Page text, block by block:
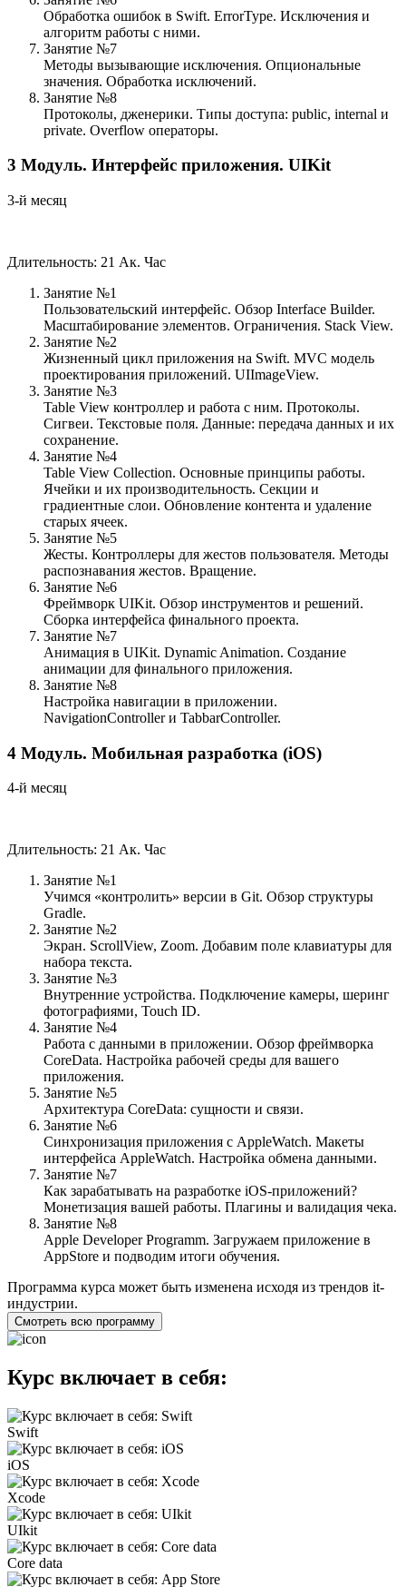
Обработка ошибок в Swift. ErrorType. Исключения и
алгоритм работы с ними.
Занятие №7
Методы вызывающие исключения. Опциональные
значения. Обработка исключений.
Занятие №8
Протоколы, дженерики. Типы доступа: public, internal и
private. Overflow операторы.
3 Модуль. Интерфейс приложения. UIKit
3-й месяц
Длительность: 21 Ак. Час
Занятие №1
Пользовательский интерфейс. Обзор Interface Builder.
Масштабирование элементов. Ограничения. Stack View.
Занятие №2
Жизненный цикл приложения на Swift. MVC модель
проектирования приложений. UIImageView.
Занятие №3
Table View контроллер и работа с ним. Протоколы.
Сигвеи. Текстовые поля. Данные: передача данных и их
сохранение.
Занятие №4
Table View Collection. Основные принципы работы.
Ячейки и их производительность. Секции и
градиентные слои. Обновление контента и удаление
старых ячеек.
Занятие №5
Жесты. Контроллеры для жестов пользователя. Методы
распознавания жестов. Вращение.
Занятие №6
Фреймворк UIKit. Обзор инструментов и решений.
Сборка интерфейса финального проекта.
Занятие №7
Анимация в UIKit. Dynamic Animation. Создание
анимации для финального приложения.
Занятие №8
Настройка навигации в приложении.
NavigationController и TabbarController.
4 Модуль. Мобильная разработка (iOS)
4-й месяц
Длительность: 21 Ак. Час
Занятие №1
Учимся «контролить» версии в Git. Обзор структуры
Gradle.
Занятие №2
Экран. ScrollView, Zoom. Добавим поле клавиатуры для
набора текста.
Занятие №3
Внутренние устройства. Подключение камеры, шеринг
фотографиями, Touch ID.
Занятие №4
Работа с данными в приложении. Обзор фреймворка
CoreData. Настройка рабочей среды для вашего
приложения.
Занятие №5
Архитектура CoreData: сущности и связи.
Занятие №6
Синхронизация приложения с AppleWatch. Макеты
интерфейса AppleWatch. Настройка обмена данными.
Занятие №7
Как зарабатывать на разработке iOS-приложений?
Монетизация вашей работы. Плагины и валидация чека.
Занятие №8
Apple Developer Programm. Загружаем приложение в
AppStore и подводим итоги обучения.
Программа курса может быть изменена исходя из трендов it-
индустрии.
Смотреть всю программу
Курс включает в себя:
Swift
iOS
Xcode
UIkit
Core data